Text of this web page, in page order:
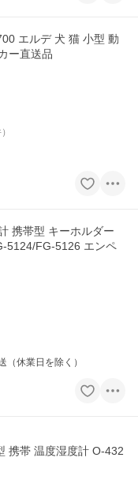
エルデ 犬 猫 小型 動
ー直送品
）
ーホルダー
5124/FG-5126 エンペ
（休業日を除く）
携帯 温度湿度計 O-432